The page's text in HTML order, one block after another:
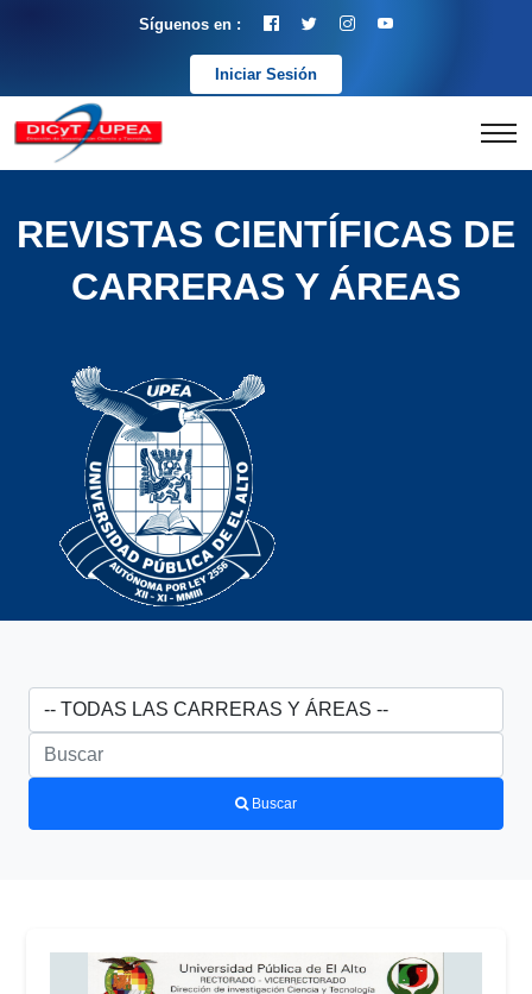
Síguenos en :
Iniciar Sesión
REVISTAS CIENTÍFICAS DE
CARRERAS Y ÁREAS
Buscar